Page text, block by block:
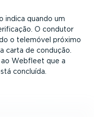
indica quando um
O condutor
o telemóvel próximo
carta de condução.
ao Webfleet que a
concluída.